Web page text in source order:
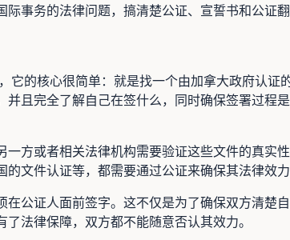
事务的法律问题，搞清楚公证、宣誓书和公证
的核心很简单：就是找一个由加拿大政府认
且完全了解自己在签什么，同时确保签署过程
方或者相关法律机构需要验证这些文件的真实
文件认证等，都需要通过公证来确保其法律效力
公证人面前签字。这不仅是为了确保双方清楚
法律保障，双方都不能随意否认其效力。